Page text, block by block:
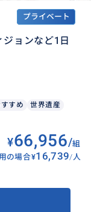
プライベート
ョンなど1日
すめ
世界遺産
¥66,956/組
の場合¥16,739/人